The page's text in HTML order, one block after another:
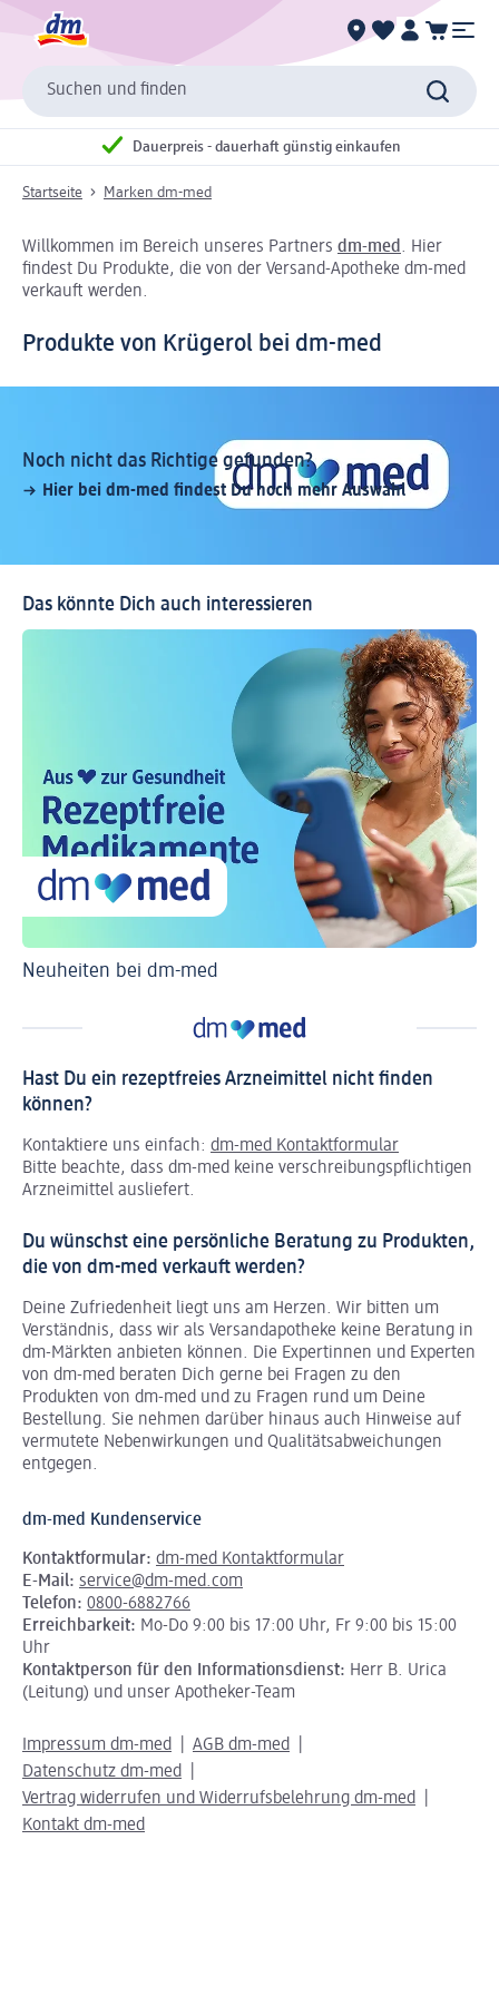
Suchen und finden
Dauerpreis - dauerhaft günstig einkaufen
Startseite Marken dm-med
Willkommen im Bereich unseres Partners dm-med . Hier
findest Du Produkte, die von der Versand-Apotheke dm-med
verkauft werden.
Produkte von Krügerol bei dm-med
Noch nicht das Richtige gefunden?
Hier bei dm-med findest Du noch mehr Auswahl
Das könnte Dich auch interessieren
Neuheiten bei dm-med
Hast Du ein rezeptfreies Arzneimittel nicht finden
können?
Kontaktiere uns einfach: dm-med Kontaktformular
Bitte beachte, dass dm-med keine verschreibungspflichtigen
Arzneimittel ausliefert.
Du wünschst eine persönliche Beratung zu Produkten,
die von dm-med verkauft werden?
Deine Zufriedenheit liegt uns am Herzen. Wir bitten um
Verständnis, dass wir als Versandapotheke keine Beratung in
dm-Märkten anbieten können. Die Expertinnen und Experten
von dm-med beraten Dich gerne bei Fragen zu den
Produkten von dm-med und zu Fragen rund um Deine
Bestellung. Sie nehmen darüber hinaus auch Hinweise auf
vermutete Nebenwirkungen und Qualitätsabweichungen
entgegen.
dm-med Kundenservice
Kontaktformular: dm-med Kontaktformular
E-Mail: service@dm-med.com
Telefon: 0800-6882766
Erreichbarkeit: Mo-Do 9:00 bis 17:00 Uhr, Fr 9:00 bis 15:00
Uhr
Kontaktperson für den Informationsdienst: Herr B. Urica
(Leitung) und unser Apotheker-Team
Impressum dm-med
AGB dm-med
Datenschutz dm-med
Vertrag widerrufen und Widerrufsbelehrung dm-med
Kontakt dm-med